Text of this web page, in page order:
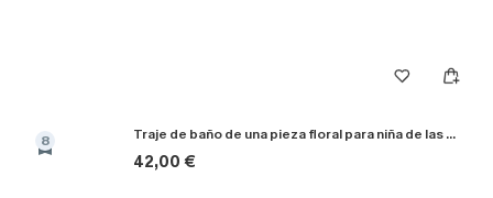
8 Traje de baño de una pieza floral para niña de las flores
42,00 €